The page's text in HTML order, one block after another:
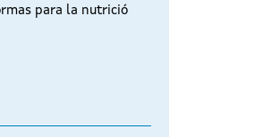
para la nutrició